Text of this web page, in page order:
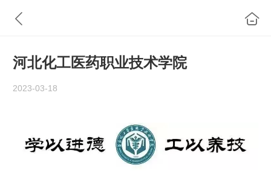
河北化工医药职业技术学院
2023-03-18